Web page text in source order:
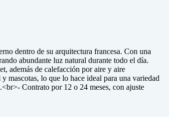
dentro de su arquitectura francesa. Con una
abundante luz natural durante todo el día.
además de calefacción por aire y aire
mascotas, lo que lo hace ideal para una variedad
Contrato por 12 o 24 meses, con ajuste